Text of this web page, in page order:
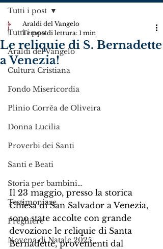
Tutti i post
Araldi del Vangelo
Cultura Cristiana
Fondo Misericordia
Plinio Corrêa de Oliveira
Donna Lucilia
Proverbi dei Santi
Santi e Beati
Storia per bambini…
Testimoniare
Preghiere
Novena di Natale 2025
Tutti i post
Le reliquie di S. Bernadette
a Venezia!
Araldi del Vangelo
Tempo di lettura: 1 min
Il 23 maggio, presso la storica
Chiesa di San Salvador a Venezia,
sono state accolte con grande
devozione le reliquie di Santa
Bernadette, provenienti dal